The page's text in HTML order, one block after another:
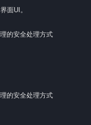
面UI。
的安全处理方式
的安全处理方式